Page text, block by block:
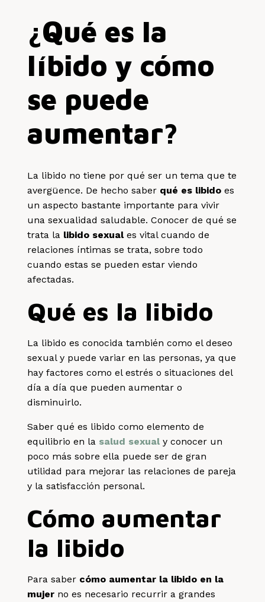
¿Qué es la
líbido y cómo
se puede
aumentar?
La libido no tiene por qué ser un tema que te
avergüence. De hecho saber qué es libido es
un aspecto bastante importante para vivir
una sexualidad saludable. Conocer de qué se
trata la libido sexuales vital cuando de
relaciones íntimas se trata, sobre todo
cuando estas se pueden estar viendo
afectadas.
Qué es la libido
La libido es conocida también como el deseo
sexual y puede variar en las personas, ya que
hay factores como el estrés o situaciones del
día a día que pueden aumentar o
disminuirlo.
Saber qué es libido como elemento de
equilibrio en la salud sexualy conocer un
poco más sobre ella puede ser de gran
utilidad para mejorar las relaciones de pareja
y la satisfacción personal.
Cómo aumentar
la libido
Para saber cómo aumentar la libido en la
mujer no es necesario recurrir a grandes